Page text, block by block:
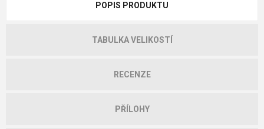
POPIS PRODUKTU
TABULKA VELIKOSTÍ
RECENZE
PŘÍLOHY